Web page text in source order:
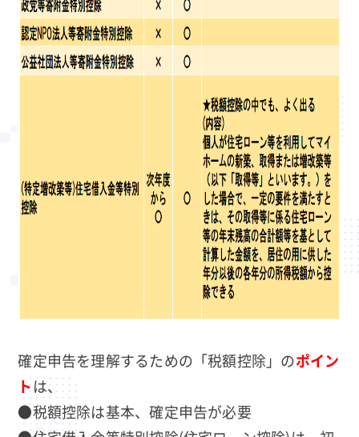
確定申告を理解するための「税額控除」のポイン
トは、
●税額控除は基本、確定申告が必要